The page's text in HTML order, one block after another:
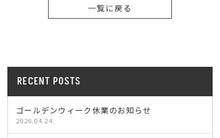
一覧に戻る
RECENT POSTS
ゴールデンウィーク休業のお知らせ
2026.04.24